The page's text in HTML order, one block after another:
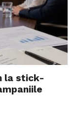
la stick-